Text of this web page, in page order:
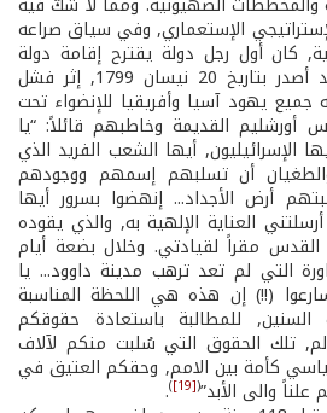
الإستعماري, وفي سياق صراعه
كان أول رجل دولة يقترح إقامة دولة
يهودية في فلسطين. وقد أصدر بتاريخ 20 نيسان 1799, إثر فشل
جميع يهود آسيا وأفريقيا للإنضواء تحت
أورشليم القديمة وخاطبهم قائلاً: “يا
الإسرائيليون, أيها الشعب الفريد الذي
أن تسلبهم إسمهم ووجودهم
أرض الأجداد... إنهضوا بسرور أيها
العناية الإلهية به, والذي يقوده
القدس مقراً لقيادتي. وخلال بضعة أيام
التي لم تعد ترهب مدينة داوود... يا
(!!) إن هذه هي اللحظة المناسبة
للمطالبة باستعادة حقوقكم
تلك الحقوق التي سُلبت منكم لآلاف
كأمة بين الامم, وحقكم العتيق في
والى الأبد”(
[19]
)
.